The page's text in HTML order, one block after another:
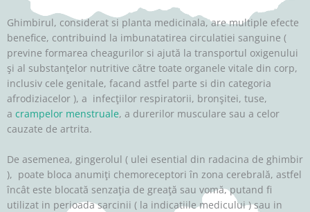
Ghimbirul, considerat si planta medicinala, are multiple efecte
benefice, contribuind la imbunatatirea circulatiei sanguine (
previne formarea cheagurilor si ajută la transportul oxigenului
şi al substanţelor nutritive către toate organele vitale din corp,
inclusiv cele genitale, facand astfel parte si din categoria
afrodiziacelor ), a infecţiilor respiratorii, bronşitei, tuse,
a crampelor menstruale, a durerilor musculare sau a celor
cauzate de artrita.
De asemenea, gingerolul ( ulei esential din radacina de ghimbir
), poate bloca anumiţi chemoreceptori în zona cerebrală, astfel
încât este blocată senzaţia de greaţă sau vomă, putand fi
utilizat in perioada sarcinii ( la indicatiile medicului ) sau in